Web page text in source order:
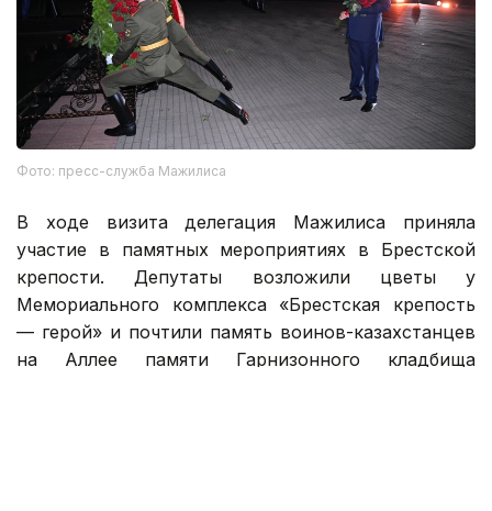
Фото: пресс-служба Мажилиса
В ходе визита делегация Мажилиса приняла
участие в памятных мероприятиях в Брестской
крепости. Депутаты возложили цветы у
Мемориального комплекса «Брестская крепость
— герой» и почтили память воинов-казахстанцев
на Аллее памяти Гарнизонного кладбища